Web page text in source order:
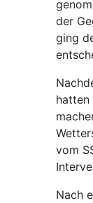
der
ging
hatten
vom
Nach